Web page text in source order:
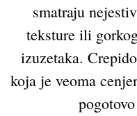
smatraju
teksture ili
izuzetaka.
koja je veoma